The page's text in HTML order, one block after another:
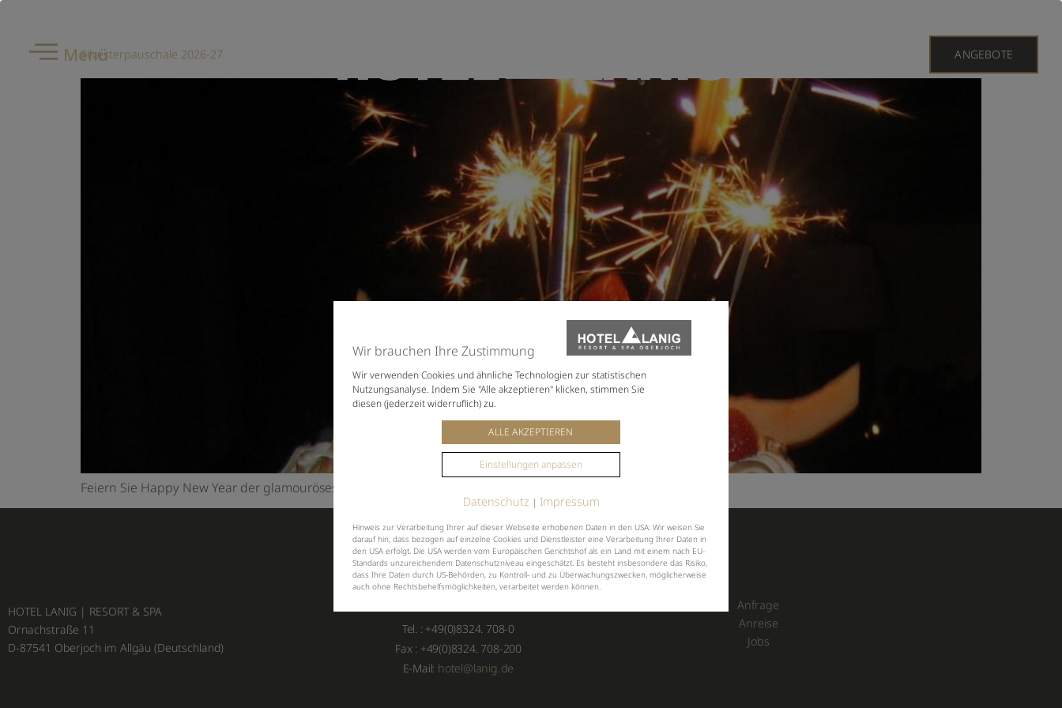
Menü ANGEBOTE
Silvesterpauschale 2026-27
Feiern Sie Happy New Year der glamouröseste Abend im LANIG
HOTEL LANIG | RESORT & SPA
Ornachstraße 11
D-87541 Oberjoch im Allgäu (Deutschland)
Tel. : +49(0)8324. 708-0
Fax : +49(0)8324. 708-200
E-Mail: hotel@lanig.de
Anfrage
Anreise
Jobs
Wir brauchen Ihre Zustimmung
Wir verwenden Cookies und ähnliche Technologien zur statistischen
Nutzungsanalyse. Indem Sie "Alle akzeptieren" klicken, stimmen Sie
diesen (jederzeit widerruflich) zu.
ALLE AKZEPTIEREN
Einstellungen anpassen
Datenschutz | Impressum
Hinweis zur Verarbeitung Ihrer auf dieser Webseite erhobenen Daten in den USA: Wir weisen Sie
darauf hin, dass bezogen auf einzelne Cookies und Dienstleister eine Verarbeitung Ihrer Daten in
den USA erfolgt. Die USA werden vom Europäischen Gerichtshof als ein Land mit einem nach EU-
Standards unzureichendem Datenschutzniveau eingeschätzt. Es besteht insbesondere das Risiko,
dass Ihre Daten durch US-Behörden, zu Kontroll- und zu Überwachungszwecken, möglicherweise
auch ohne Rechtsbehelfsmöglichkeiten, verarbeitet werden können.